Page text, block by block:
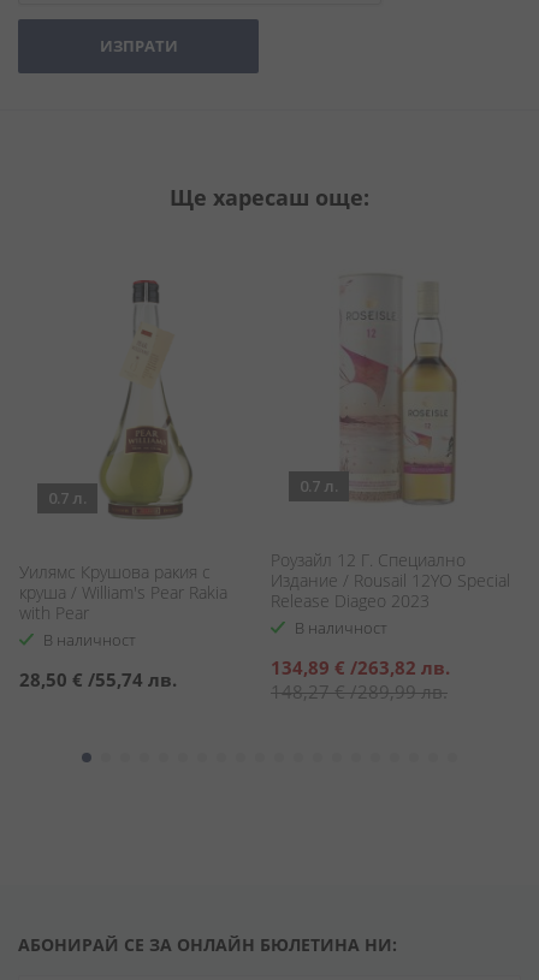
ИЗПРАТИ
Ще харесаш още:
0.7 л.
Уилямс Крушова ракия с
круша / William's Pear Rakia
with Pear
В наличност
28,50 € /55,74 лв.
0.7 л.
Роузайл 12 Г. Специално
Издание / Rousail 12YO Special
Release Diageo 2023
В наличност
Специална
цена
134,89 € /263,82 лв.
148,27 €/289,99 лв.
АБОНИРАЙ СЕ ЗА ОНЛАЙН БЮЛЕТИНА НИ: